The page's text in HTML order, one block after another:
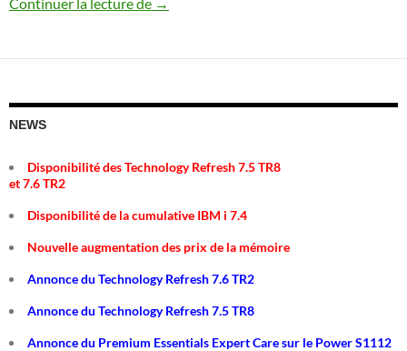
NEWS
Disponibilité des Technology Refresh 7.5 TR8
et 7.6 TR2
Disponibilité de la cumulative IBM i 7.4
Nouvelle augmentation des prix de la mémoire
Annonce du Technology Refresh 7.6 TR2
Annonce du Technology Refresh 7.5 TR8
Annonce du Premium Essentials Expert Care sur le Power S1112